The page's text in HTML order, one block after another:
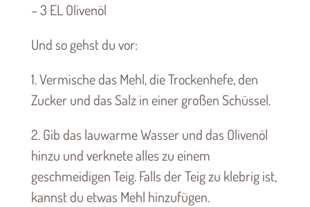
– 3 EL Olivenöl
Und so gehst du vor:
1. Vermische das Mehl, die Trockenhefe, den
Zucker und das Salz in einer großen Schüssel.
2. Gib das lauwarme Wasser und das Olivenöl
hinzu und verknete alles zu einem
geschmeidigen Teig. Falls der Teig zu klebrig ist,
kannst du etwas Mehl hinzufügen.